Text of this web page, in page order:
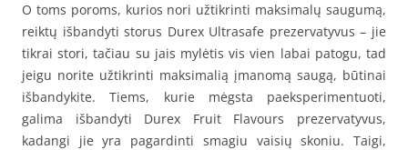
O toms poroms, kurios nori užtikrinti maksimalų saugumą,
reiktų išbandyti storus Durex Ultrasafe prezervatyvus – jie
tikrai stori, tačiau su jais mylėtis vis vien labai patogu, tad
jeigu norite užtikrinti maksimalią įmanomą saugą, būtinai
išbandykite. Tiems, kurie mėgsta paeksperimentuoti,
galima išbandyti Durex Fruit Flavours prezervatyvus,
kadangi jie yra pagardinti smagiu vaisių skoniu. Taigi,